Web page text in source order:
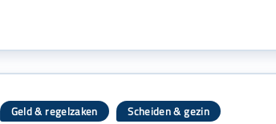
Geld & regelzaken , Scheiden & gezin